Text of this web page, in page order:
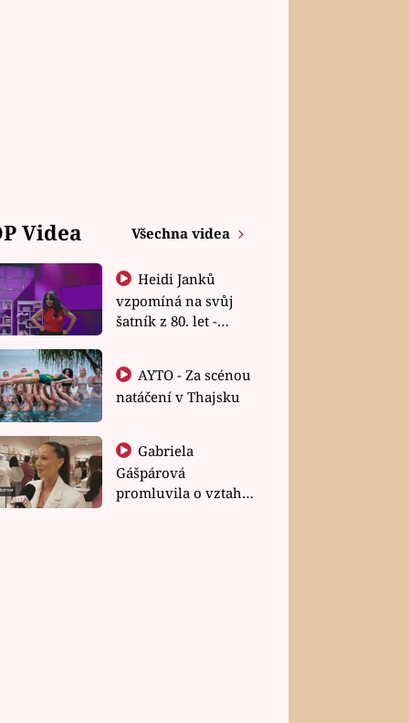
Videa Všechna videa
Heidi Janků
vzpomíná na svůj
šatník z 80. let -
natáčení v Thajsku
Gabriela
Gášpárová
promluvila o vztahu